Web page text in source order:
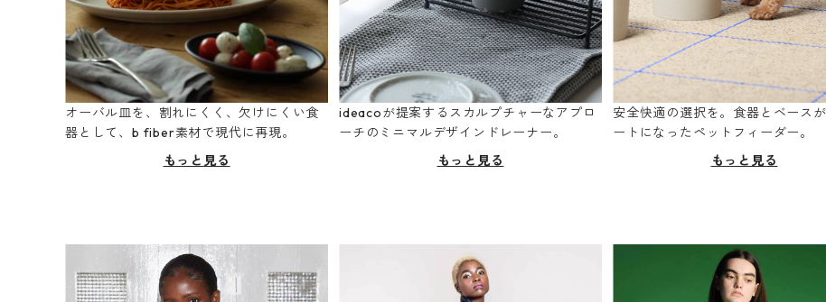
オーバル皿を、割れにくく、欠けにくい食
器として、b fiber素材で現代に再現。
もっと見る
ideacoが提案するスカルプチャーなアプロ
ーチのミニマルデザインドレーナー。
もっと見る
安全快適の選択を。食器とベース
ートになったペットフィーダー。
もっと見る